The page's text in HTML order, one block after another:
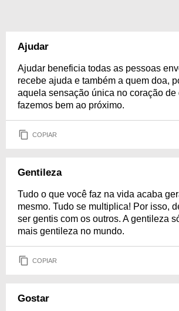
Ajudar
Ajudar beneficia todas as pessoas
recebe ajuda e também a quem doa,
aquela sensação única no coração de
fazemos bem ao próximo.
COPIAR
Gentileza
Tudo o que você faz na vida acaba
mesmo. Tudo se multiplica! Por isso,
ser gentis com os outros. A gentileza
mais gentileza no mundo.
COPIAR
Gostar